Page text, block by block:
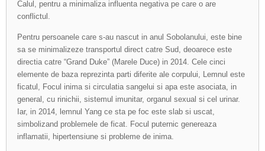
Calul, pentru a minimaliza influenta negativa pe care o are
conflictul.
Pentru persoanele care s-au nascut in anul Sobolanului, este bine
sa se minimalizeze transportul direct catre Sud, deoarece este
directia catre “Grand Duke” (Marele Duce) in 2014. Cele cinci
elemente de baza reprezinta parti diferite ale corpului, Lemnul este
ficatul, Focul inima si circulatia sangelui si apa este asociata, in
general, cu rinichii, sistemul imunitar, organul sexual si cel urinar.
Iar, in 2014, lemnul Yang ce sta pe foc este slab si uscat,
simbolizand problemele de ficat. Focul puternic genereaza
inflamatii, hipertensiune si probleme de inima.